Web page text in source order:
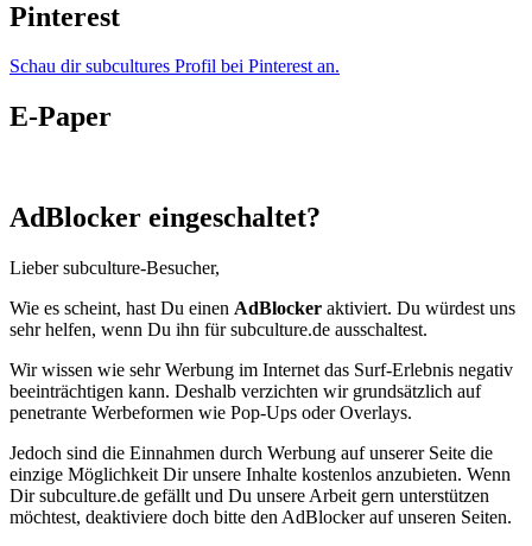
Pinterest
Schau dir subcultures Profil bei Pinterest an.
E-Paper
AdBlocker eingeschaltet?
Lieber subculture-Besucher,
Wie es scheint, hast Du einen AdBlocker aktiviert. Du würdest uns
sehr helfen, wenn Du ihn für subculture.de ausschaltest.
Wir wissen wie sehr Werbung im Internet das Surf-Erlebnis negativ
beeinträchtigen kann. Deshalb verzichten wir grundsätzlich auf
penetrante Werbeformen wie Pop-Ups oder Overlays.
Jedoch sind die Einnahmen durch Werbung auf unserer Seite die
einzige Möglichkeit Dir unsere Inhalte kostenlos anzubieten. Wenn
Dir subculture.de gefällt und Du unsere Arbeit gern unterstützen
möchtest, deaktiviere doch bitte den AdBlocker auf unseren Seiten.